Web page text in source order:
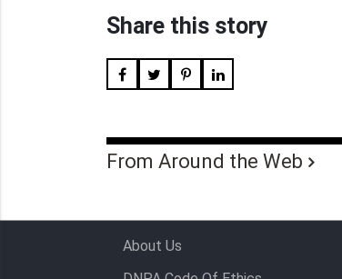
Share this story
From Around the Web
About Us